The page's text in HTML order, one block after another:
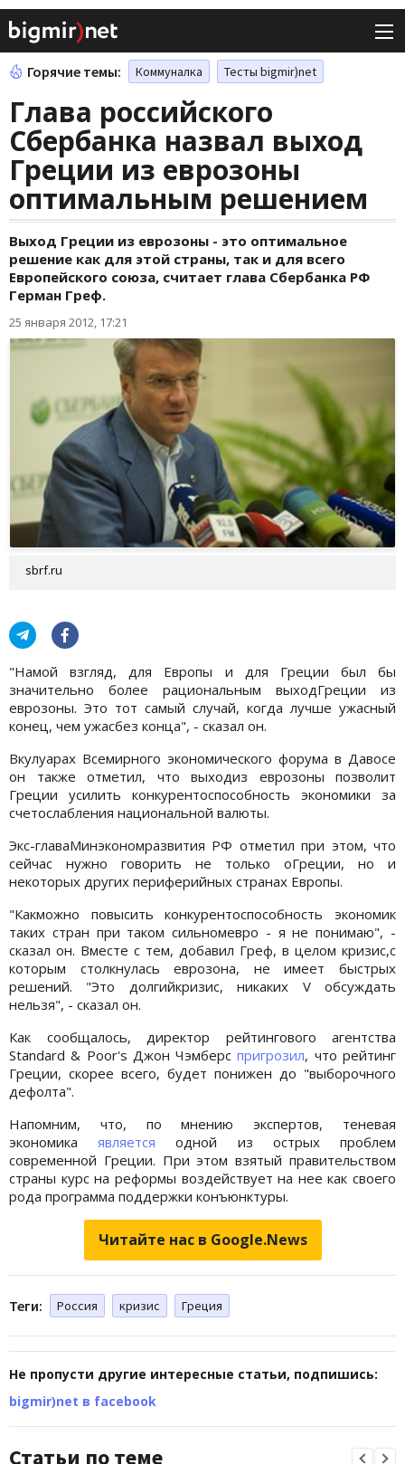
Горячие темы: Коммуналка Тесты bigmir)net
Глава российского
Сбербанка назвал выход
Греции из еврозоны
оптимальным решением
Выход Греции из еврозоны - это оптимальное
решение как для этой страны, так и для всего
Европейского союза, считает глава Сбербанка РФ
Герман Греф.
25 января 2012, 17:21
sbrf.ru
"Намой взгляд, для Европы и для Греции был бы
значительно более рациональным выходГреции из
еврозоны. Это тот самый случай, когда лучше ужасный
конец, чем ужасбез конца", - сказал он.
Вкулуарах Всемирного экономического форума в Давосе
он также отметил, что выходиз еврозоны позволит
Греции усилить конкурентоспособность экономики за
счетослабления национальной валюты.
Экс-главаМинэкономразвития РФ отметил при этом, что
сейчас нужно говорить не только оГреции, но и
некоторых других периферийных странах Европы.
"Какможно повысить конкурентоспособность экономик
таких стран при таком сильномевро - я не понимаю", -
сказал он. Вместе с тем, добавил Греф, в целом кризис,с
которым столкнулась еврозона, не имеет быстрых
решений. "Это долгийкризис, никаких V обсуждать
нельзя", - сказал он.
Как сообщалось, директор рейтингового агентства
Standard & Poor's Джон Чэмберспригрозил, что рейтинг
Греции, скорее всего, будет понижен до "выборочного
дефолта".
Напомним, что, по мнению экспертов, теневая
экономикаявляется одной из острых проблем
современной Греции. При этом взятый правительством
страны курс на реформы воздействует на нее как своего
рода программа поддержки конъюнктуры.
Читайте нас в Google.News
Теги: Россия кризис Греция
Не пропусти другие интересные статьи, подпишись:
bigmir)net в facebook
Статьи по теме